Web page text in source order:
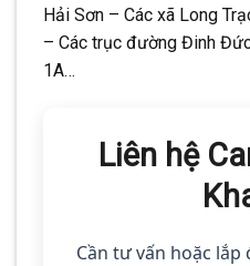
Hải Sơn – Các xã Long
– Các trục đường Đinh
1A…
Liên hệ
Cần tư vấn hoặc lắp